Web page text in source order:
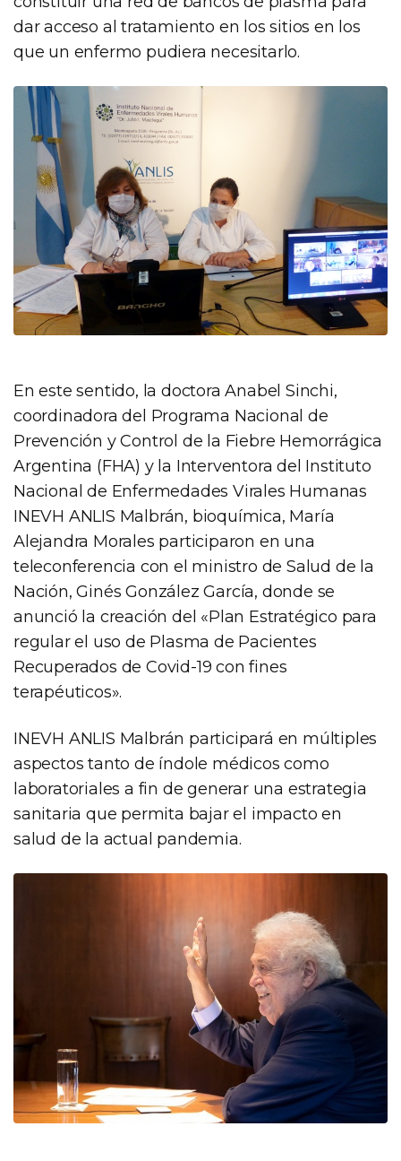
dar acceso al tratamiento en los sitios en los
que un enfermo pudiera necesitarlo.
En este sentido, la doctora Anabel Sinchi,
coordinadora del Programa Nacional de
Prevención y Control de la Fiebre Hemorrágica
Argentina (FHA) y la Interventora del Instituto
Nacional de Enfermedades Virales Humanas
INEVH ANLIS Malbrán, bioquímica, María
Alejandra Morales participaron en una
teleconferencia con el ministro de Salud de la
Nación, Ginés González García, donde se
anunció la creación del «Plan Estratégico para
regular el uso de Plasma de Pacientes
Recuperados de Covid-19 con fines
terapéuticos».
INEVH ANLIS Malbrán participará en múltiples
aspectos tanto de índole médicos como
laboratoriales a fin de generar una estrategia
sanitaria que permita bajar el impacto en
salud de la actual pandemia.